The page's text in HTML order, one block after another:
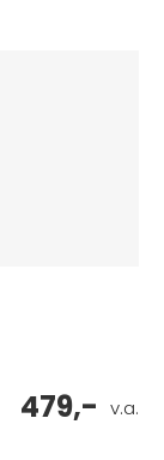
v.a.
479,-